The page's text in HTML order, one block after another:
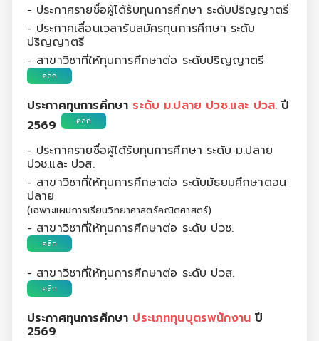
- ประกาศรายชื่อผู้ได้รับทุนการศึกษา ระดับปริญญาตรี
- ประกาศเลื่อนเวลารับสมัครทุนการศึกษา ระดับ
ปริญญาตรี
- สาขาวิชาที่ให้ทุนการศึกษาต่อ ระดับปริญญาตรี
คลิก
ประกาศทุนการศึกษา ระดับ ม.ปลาย ปวช.และ ปวส. ปี
2569
คลิก
- ประกาศรายชื่อผู้ได้รับทุนการศึกษา ระดับ ม.ปลาย
ปวช.และ ปวส.
- สาขาวิชาที่ให้ทุนการศึกษาต่อ ระดับมัธยมศึกษาตอน
ปลาย
(เฉพาะแผนการเรียนวิทยาศาสตร์คณิตศาสตร์)
- สาขาวิชาที่ให้ทุนการศึกษาต่อ ระดับ ปวช.
คลิก
- สาขาวิชาที่ให้ทุนการศึกษาต่อ ระดับ ปวส.
คลิก
ประกาศทุนการศึกษา ประเภททุนบุตรพนักงานปี
2569